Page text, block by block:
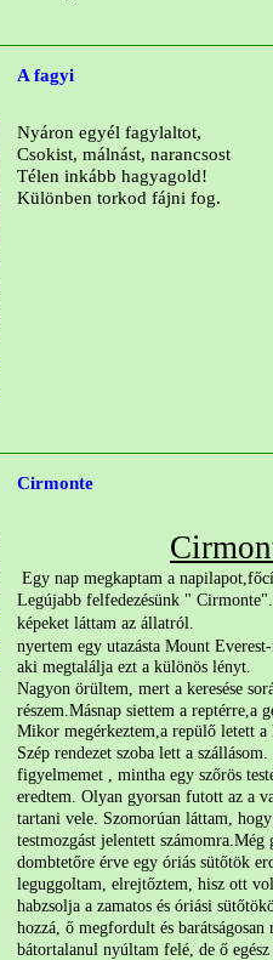
A fagyi
Nyáron egyél fagylaltot,
Csokist, málnást, narancsost
Télen inkább hagyagold!
Különben torkod fájni fog.
Cirmonte
Egy nap megkaptam a
Legújabb felfedezésünk " Cirmonte".
képeket láttam az állatról.
nyertem egy utazásta Mount Everest-
aki megtalálja ezt a különös lényt.
Nagyon örültem, mert a keresése
részem.Másnap siettem a reptérre,a
Mikor megérkeztem,a repülő letett
Szép rendezet szoba lett a
figyelmemet , mintha egy szőrös
eredtem. Olyan gyorsan futott az a
tartani vele. Szomorúan láttam,
testmozgást jelentett számomra.Még
dombtetőre érve egy óriás sütőtök
leguggoltam, elrejtőztem, hisz ott
habzsolja a zamatos és óriási
hozzá, ő megfordult és barátságosan
bátortalanul nyúltam felé, de ő egész